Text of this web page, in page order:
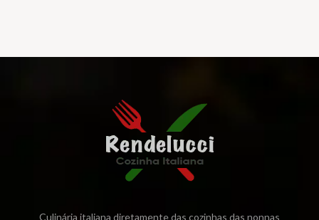
Culinária italiana diretamente das cozinhas das nonnas